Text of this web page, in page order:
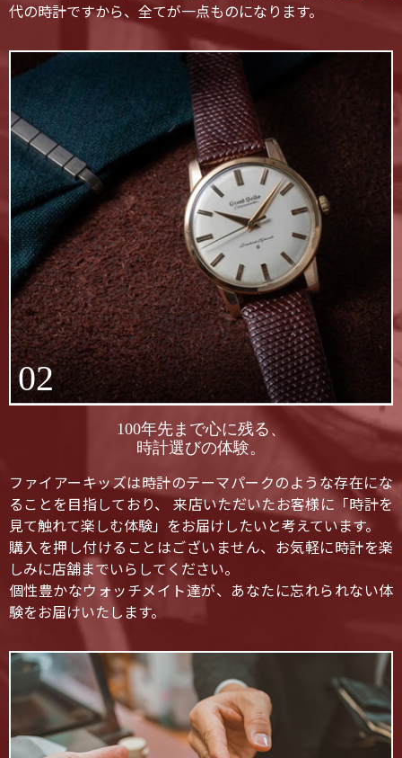
代の時計ですから、全てが一点ものになります。
02
100年先まで心に残る、
時計選びの体験。
ファイアーキッズは時計のテーマパークのような存在にな
ることを目指しており、 来店いただいたお客様に「時計を
見て触れて楽しむ体験」をお届けしたいと考えています。
購入を押し付けることはございません、お気軽に時計を楽
しみに店舗までいらしてください。
個性豊かなウォッチメイト達が、あなたに忘れられない体
験をお届けいたします。